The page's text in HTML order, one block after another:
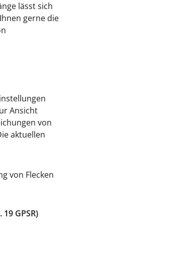
lässt sich
gerne die
Ansicht
von
aktuellen
von Flecken
GPSR)